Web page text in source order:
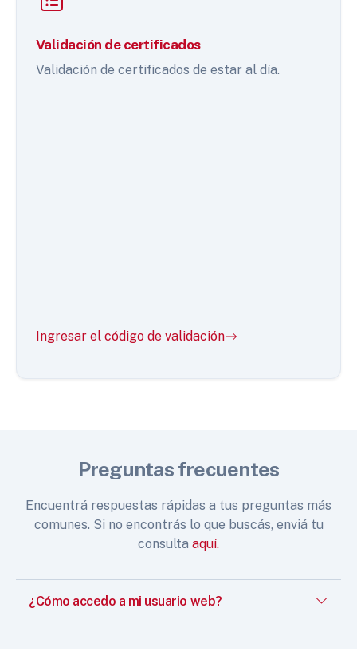
Validación de certificados
Validación de certificados de estar al día.
Ingresar el código de validación
Preguntas frecuentes
Encuentrá respuestas rápidas a tus preguntas más
comunes. Si no encontrás lo que buscás, enviá tu
consulta aquí.
¿Cómo accedo a mi usuario web?